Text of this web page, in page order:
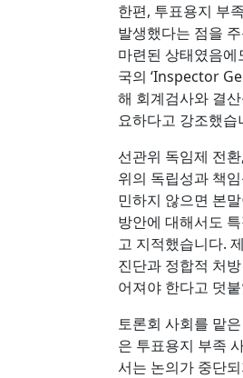
한편, 투표용지 부
발생했다는 점을
마련된 상태였음
국의 ‘Inspector
해 회계검사와 결
요하다고 강조했습
선관위 독임제 전
위의 독립성과 책
민하지 않으면 본
방안에 대해서도
고 지적했습니다.
진단과 정합적 처
어져야 한다고 덧
토론회 사회를 맡은
은 투표용지 부족
서는 논의가 중단